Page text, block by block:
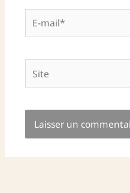
mail*
Site